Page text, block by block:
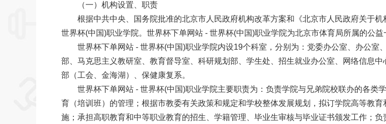
（一）机构设置、职责
根据中共中央、国务院批准的北京市人民政府机构改革方案和《北京市人民政府关于
世界杯(中国)职业学院。世界杯下单网站 - 世界杯(中国)职业学院为北京市体育局所属的公益一
世界杯下单网站 - 世界杯(中国)职业学院内设19个科室，分别为：党委办公室、办公室
部、马克思主义教研室、教育督导室、科研规划部、学生处、招生就业办公室、网络信息中
部（工会、金海湖）、保健康复系。
世界杯下单网站 - 世界杯(中国)职业学院主要职责为：负责学院与兄弟院校联办的各类
育（培训班）的管理；根据市教委有关政策和规定和学校整体发展规划，拟订学院高等教
施；承担高职教育和中等职业教育的招生、学籍管理、毕业生审核与毕业证书颁发工作；负责